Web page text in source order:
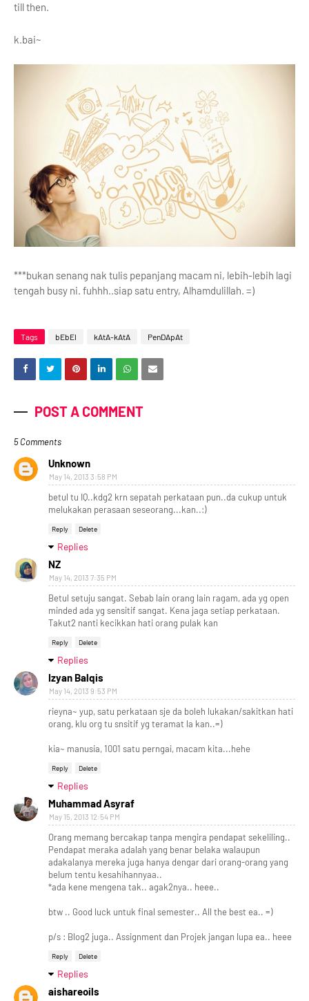
till then.
k.bai~
***bukan senang nak tulis pepanjang macam ni, lebih-lebih lagi
tengah busy ni. fuhhh..siap satu entry, Alhamdulillah. =)
Tags bEbEl kAtA-kAtA PenDApAt
POST A COMMENT
5 Comments
Unknown
May 14, 2013 3:58 PM
betul tu IQ..kdg2 krn sepatah perkataan pun..da cukup untuk
melukakan perasaan seseorang...kan..:)
Reply Delete
Replies
NZ
May 14, 2013 7:35 PM
Betul setuju sangat. Sebab lain orang lain ragam, ada yg open
minded ada yg sensitif sangat. Kena jaga setiap perkataan.
Takut2 nanti kecikkan hati orang pulak kan
Reply Delete
Replies
Izyan Balqis
May 14, 2013 9:53 PM
rieyna~ yup, satu perkataan sje da boleh lukakan/sakitkan hati
orang, klu org tu snsitif yg teramat la kan..=)
kia~ manusia, 1001 satu perngai, macam kita...hehe
Reply Delete
Replies
Muhammad Asyraf
May 15, 2013 12:54 PM
Orang memang bercakap tanpa mengira pendapat sekeliling..
Pendapat meraka adalah yang benar belaka walaupun
adakalanya mereka juga hanya dengar dari orang-orang yang
belum tentu kesahihannyaa..
*ada kene mengena tak.. agak2nya.. heee..
btw .. Good luck untuk final semester.. All the best ea.. =)
p/s : Blog2 juga.. Assignment dan Projek jangan lupa ea.. heee
Reply Delete
Replies
aishareoils